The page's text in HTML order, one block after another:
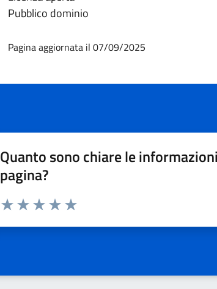
Pubblico dominio
Pagina aggiornata il 07/09/2025
Quanto sono chiare le
pagina?
Valuta da 1 a 5 stelle la pagina